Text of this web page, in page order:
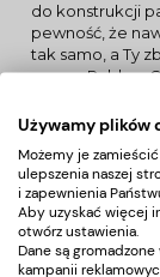
do konstrukcji
pewność, że
tak samo, a Ty
razem. Rubber
pamięcią
nie spływa na
się poziomuje,
produktu nawet
solo, bez
Paleta
do gustu
Rubber Gel
Używamy plików
Możemy je
ulepszenia naszej
i zapewnienia
Aby uzyskać więcej
otwórz ustawienia.
Dane są
kampanii